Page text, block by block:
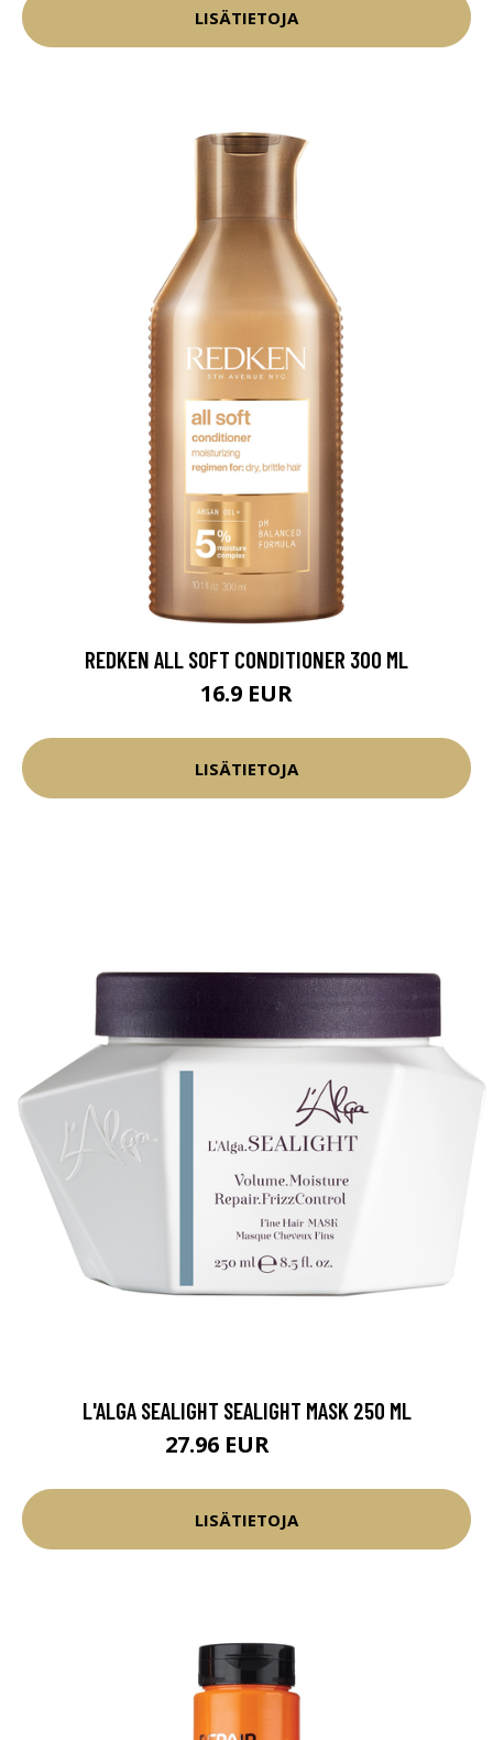
LISÄTIETOJA
REDKEN ALL SOFT CONDITIONER 300 ML
16.9 EUR
LISÄTIETOJA
L'ALGA SEALIGHT SEALIGHT MASK 250 ML
27.96 EUR
LISÄTIETOJA